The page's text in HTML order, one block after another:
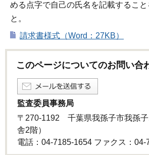
める点字で自己の氏名を記載すること
と。
請求書様式（Word：27KB）
このページについてのお問い合
監査委員事務局
〒270-1192 千葉県我孫子市我孫
舎2階）
電話：04-7185-1654 ファクス：04-